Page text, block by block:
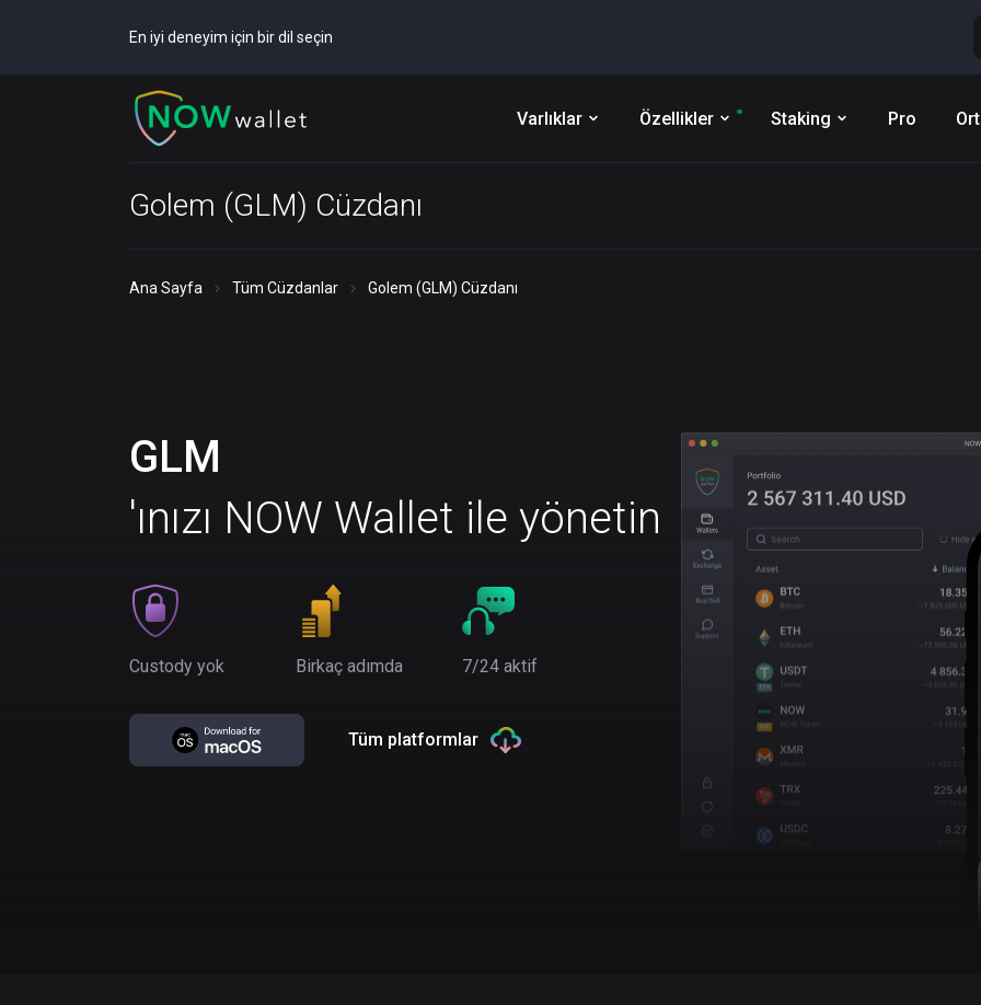
En iyi deneyim için bir dil seçin
Varlıklar Özellikler Staking Pro
Golem (GLM) Cüzdanı
Ana Sayfa Tüm Cüzdanlar Golem (GLM) Cüzdanı
GLM
'ınızı NOW Wallet ile yönetin
Custody yok Birkaç adımda 7/24 aktif
Tüm platformlar